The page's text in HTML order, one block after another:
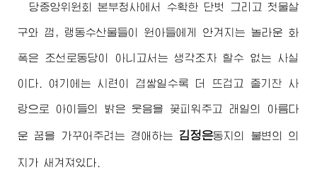
당중앙위원회 본부청사에서 수확한 단벗 그리고 첫물살
구와 껌, 랭동수산물들이 원아들에게 안겨지는 놀라운 화
폭은 조선로동당이 아니고서는 생각조차 할수 없는 사실
이다. 여기에는 시련이 겹쌓일수록 더 뜨겁고 줄기찬 사
랑으로 아이들의 밝은 웃음을 꽃피워주고 래일의 아름다
운 꿈을 가꾸어주려는 경애하는 김정은동지의 불변의 의
지가 새겨져있다.